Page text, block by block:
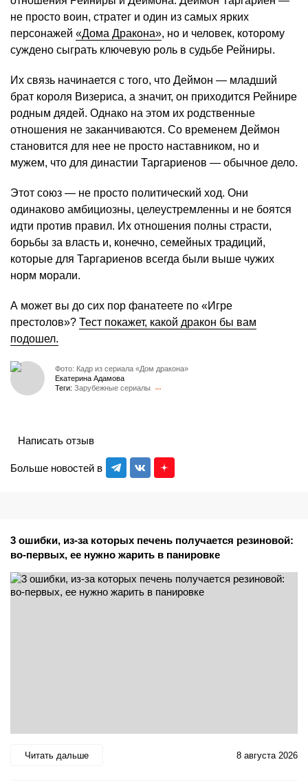
не просто воин, стратег и один из самых ярких
персонажей «Дома Дракона», но и человек, которому
суждено сыграть ключевую роль в судьбе Рейниры.
Их связь начинается с того, что Деймон — младший
брат короля Визериса, а значит, он приходится Рейнире
родным дядей. Однако на этом их родственные
отношения не заканчиваются. Со временем Деймон
становится для нее не просто наставником, но и
мужем, что для династии Таргариенов — обычное дело.
Этот союз — не просто политический ход. Они
одинаково амбициозны, целеустремленны и не боятся
идти против правил. Их отношения полны страсти,
борьбы за власть и, конечно, семейных традиций,
которые для Таргариенов всегда были выше чужих
норм морали.
А может вы до сих пор фанатеете по «Игре
престолов»? Тест покажет, какой дракон бы вам
подошел.
Фото: Кадр из сериала «Дом дракона»
Екатерина Адамова
Теги: Зарубежные сериалы
Больше новостей в
Написать отзыв
3 ошибки, из-за которых печень получается резиновой:
во-первых, ее нужно жарить в панировке
Читать дальше 8 августа 2026